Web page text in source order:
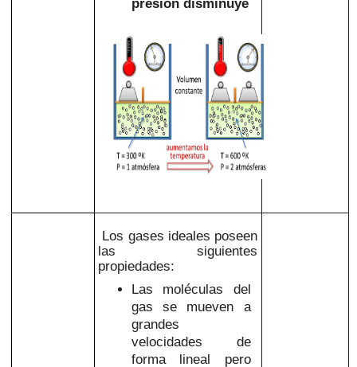
presión disminuye
Los gases ideales poseen
las siguientes
propiedades:
Las moléculas del
gas se mueven a
grandes
velocidades de
forma lineal pero